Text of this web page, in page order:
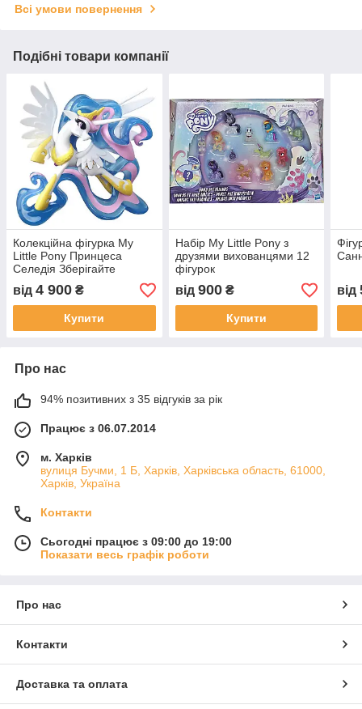
Всі умови повернення
Подібні товари компанії
Колекційна фігурка My
Little Pony Принцеса
Селедія Зберігайте
гармонії
від 4 900 ₴
Купити
Набір My Little Pony з
друзями вихованцями 12
фігурок
від 900₴
Купити
від
Про нас
94% позитивних з 35 відгуків за рік
Працює з 06.07.2014
м. Харків
вулиця Бучми, 1 Б, Харків, Харківська область, 61000,
Харків, Україна
Контакти
Сьогодні працює з 09:00 до 19:00
Показати весь графік роботи
Про нас
Контакти
Доставка та оплата